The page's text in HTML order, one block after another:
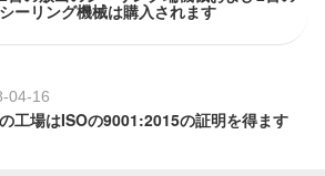
ーリング機械は購入されます
04-16
工場はISOの9001:2015の証明を得ます